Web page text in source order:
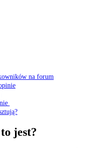
na forum
jest?